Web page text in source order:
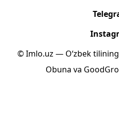
© Imlo.uz — O‘zbek tilining
Obuna va